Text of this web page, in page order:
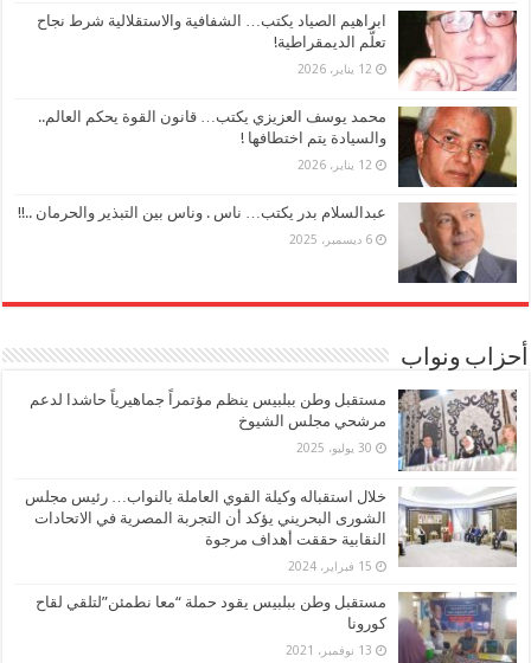
ابراهيم الصياد يكتب… الشفافية والاستقلالية شرط نجاح
تعلُّم الديمقراطية!
12 يناير، 2026
محمد يوسف العزيزي يكتب… قانون القوة يحكم العالم..
والسيادة يتم اختطافها !
12 يناير، 2026
عبدالسلام بدر يكتب… ناس . وناس بين التبذير والحرمان ..!!
6 ديسمبر، 2025
أحزاب ونواب
مستقبل وطن ببلبيس ينظم مؤتمراً جماهيرياً حاشدا لدعم
مرشحي مجلس الشيوخ
30 يوليو، 2025
خلال استقباله وكيلة القوي العاملة بالنواب… رئيس مجلس
الشورى البحريني يؤكد أن التجربة المصرية في الاتحادات
النقابية حققت أهداف مرجوة
15 فبراير، 2024
مستقبل وطن ببلبيس يقود حملة “معا نطمئن”لتلقي لقاح
كورونا
13 نوفمبر، 2021